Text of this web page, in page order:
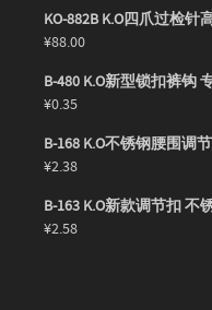
KO-882B K.O四爪过检
¥88.00
B-480 K.O新型锁扣裤钩
¥0.35
B-168 K.O不锈钢腰围调
¥2.38
B-163 K.O新款调节扣
¥2.58